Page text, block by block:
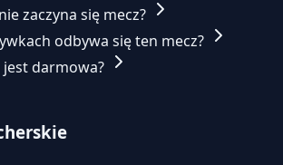
zaczyna się mecz?
odbywa się ten mecz?
darmowa?